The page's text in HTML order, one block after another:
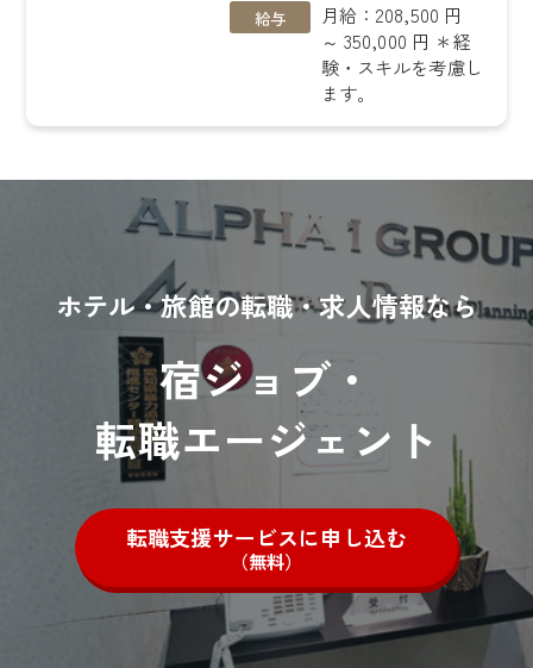
給与
月給：208,500 円
～ 350,000 円 ＊経
験・スキルを考慮し
ます。
ホテル・旅館の転職・求人情報なら
宿ジョブ・
転職エージェント
転職支援サービスに申し込む
（無料）